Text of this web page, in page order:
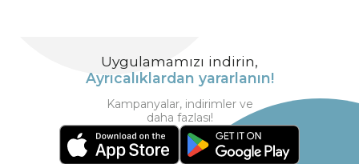
Uygulamamızı indirin,
Ayrıcalıklardan yararlanın!
Kampanyalar, indirimler ve
daha fazlası!